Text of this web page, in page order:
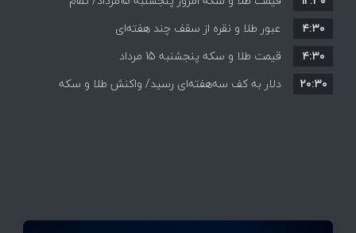
قیمت ها بر مدار افزایش + جدول
عبور طلا و نقره از سقف چند هفته‌ای
۴:۳۰
قیمت طلا و سکه پنجشنبه 15 مرداد
۴:۳۰
دلار به کف سه‌هفته‌ای رسید/ واکنش طلا و سکه
۲۰:۳۰